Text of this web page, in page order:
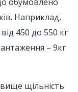
Наприклад,
450 до 550 кг
– 9кг
щільність